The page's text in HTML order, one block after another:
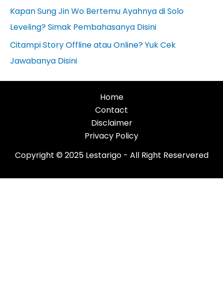
Kapan Sung Jin Wo Bertemu Ayahnya di Solo
Leveling? Simak Pembahasanya Disini
Citampi Story Offline atau Online? Yuk Cek
Jawabanya Disini
Home
Contact
Disclaimer
Privacy Policy
Copyright © 2025 Lestarigo - All Right Reservered